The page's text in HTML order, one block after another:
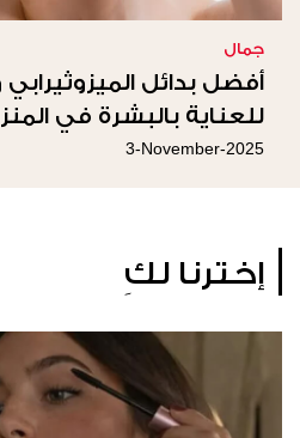
جمال
أفضل بدائل الميزوثيرابي
للعناية بالبشرة في
3-November-2025
إخترنا لكِ